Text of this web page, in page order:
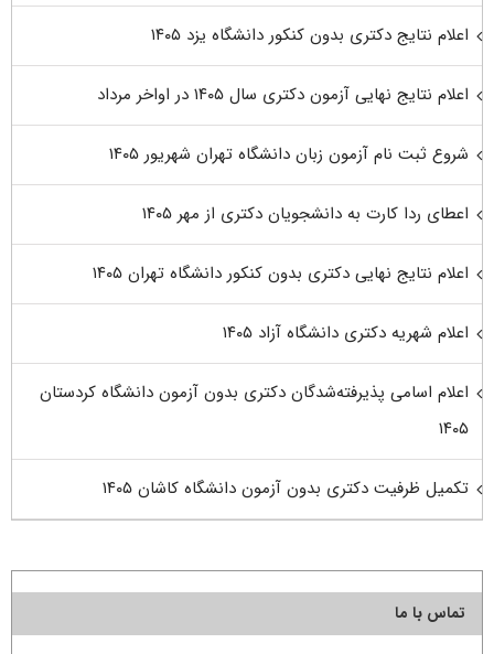
اعلام نتایج دکتری بدون کنکور دانشگاه یزد ۱۴۰۵
اعلام نتایج نهایی آزمون دکتری سال ۱۴۰۵ در اواخر مرداد
شروع ثبت نام آزمون زبان دانشگاه تهران شهریور ۱۴۰۵
اعطای ردا کارت به دانشجویان دکتری از مهر ۱۴۰۵
اعلام نتایج نهایی دکتری بدون کنکور دانشگاه تهران ۱۴۰۵
اعلام شهریه دکتری دانشگاه آزاد ۱۴۰۵
اعلام اسامی پذیرفته‌شدگان دکتری بدون آزمون دانشگاه کردستان
۱۴۰۵
تکمیل ظرفیت دکتری بدون آزمون دانشگاه کاشان ۱۴۰۵
تماس با ما